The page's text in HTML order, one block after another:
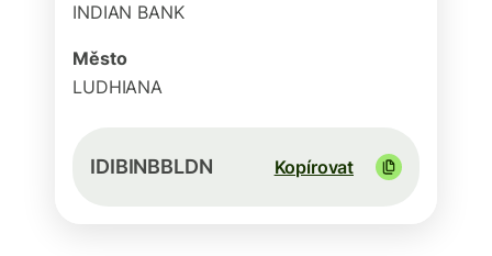
INDIAN BANK
Město
LUDHIANA
IDIBINBBLDN Kopírovat